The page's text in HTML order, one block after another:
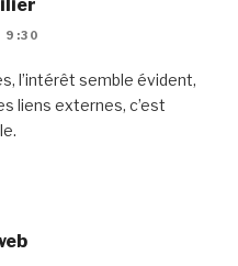
9:30
l’intérêt semble évident,
liens externes, c’est